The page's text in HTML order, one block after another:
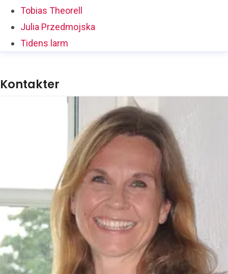
Tobias Theorell
Julia Przedmojska
Tidens larm
Kontakter